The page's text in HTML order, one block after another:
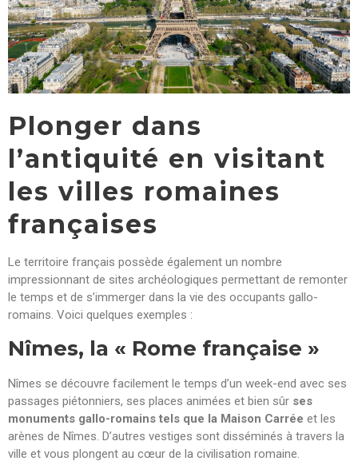
Plonger dans
l’antiquité en visitant
les villes romaines
françaises
Le territoire français possède également un nombre
impressionnant de sites archéologiques permettant de remonter
le temps et de s’immerger dans la vie des occupants gallo-
romains. Voici quelques exemples :
Nîmes, la « Rome française »
Nîmes se découvre facilement le temps d’un week-end avec ses
passages piétonniers, ses places animées et bien sûr ses
monuments gallo-romains tels que la Maison Carrée et les
arènes de Nîmes. D’autres vestiges sont disséminés à travers la
ville et vous plongent au cœur de la civilisation romaine.